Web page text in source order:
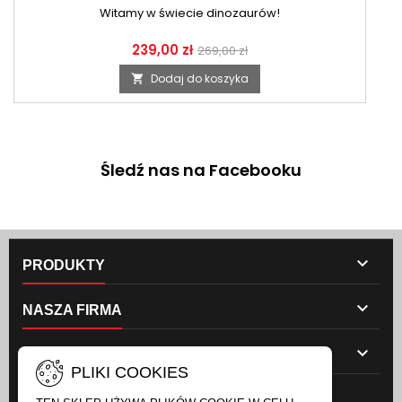
Witamy w świecie dinozaurów!
239,00 zł 269,00 zł
 Dodaj do koszyka
Śledź nas na Facebooku
PRODUKTY 
NASZA FIRMA 

PLIKI COOKIES